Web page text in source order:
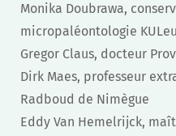
Monika Doubrawa,
micropaléontologie
Gregor Claus, docteur
Dirk Maes, professeur
Radboud de Nimègue
Eddy Van Hemelrijck,